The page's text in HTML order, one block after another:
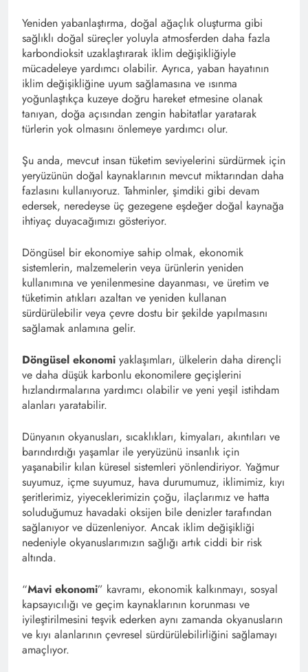
Yeniden yabanlaştırma, doğal ağaçlık oluşturma gibi
sağlıklı doğal süreçler yoluyla atmosferden daha fazla
karbondioksit uzaklaştırarak iklim değişikliğiyle
mücadeleye yardımcı olabilir. Ayrıca, yaban hayatının
iklim değişikliğine uyum sağlamasına ve ısınma
yoğunlaştıkça kuzeye doğru hareket etmesine olanak
tanıyan, doğa açısından zengin habitatlar yaratarak
türlerin yok olmasını önlemeye yardımcı olur.
Şu anda, mevcut insan tüketim seviyelerini sürdürmek için
yeryüzünün doğal kaynaklarının mevcut miktarından daha
fazlasını kullanıyoruz. Tahminler, şimdiki gibi devam
edersek, neredeyse üç gezegene eşdeğer doğal kaynağa
ihtiyaç duyacağımızı gösteriyor.
Döngüsel bir ekonomiye sahip olmak, ekonomik
sistemlerin, malzemelerin veya ürünlerin yeniden
kullanımına ve yenilenmesine dayanması, ve üretim ve
tüketimin atıkları azaltan ve yeniden kullanan
sürdürülebilir veya çevre dostu bir şekilde yapılmasını
sağlamak anlamına gelir.
Döngüsel ekonomi yaklaşımları, ülkelerin daha dirençli
ve daha düşük karbonlu ekonomilere geçişlerini
hızlandırmalarına yardımcı olabilir ve yeni yeşil istihdam
alanları yaratabilir.
Dünyanın okyanusları, sıcaklıkları, kimyaları, akıntıları ve
barındırdığı yaşamlar ile yeryüzünü insanlık için
yaşanabilir kılan küresel sistemleri yönlendiriyor. Yağmur
suyumuz, içme suyumuz, hava durumumuz, iklimimiz, kıyı
şeritlerimiz, yiyeceklerimizin çoğu, ilaçlarımız ve hatta
soluduğumuz havadaki oksijen bile denizler tarafından
sağlanıyor ve düzenleniyor. Ancak iklim değişikliği
nedeniyle okyanuslarımızın sağlığı artık ciddi bir risk
altında.
“Mavi ekonomi” kavramı, ekonomik kalkınmayı, sosyal
kapsayıcılığı ve geçim kaynaklarının korunması ve
iyileştirilmesini teşvik ederken aynı zamanda okyanusların
ve kıyı alanlarının çevresel sürdürülebilirliğini sağlamayı
amaçlıyor.